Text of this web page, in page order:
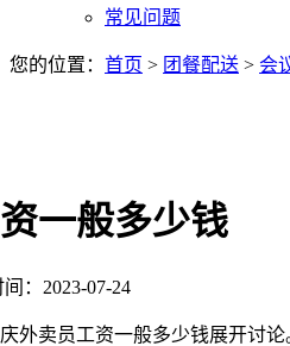
常见问题
您的位置： 首页 > 团餐配送 > 会
一般多少钱
：2023-07-24
外卖员工资一般多少钱展开讨论